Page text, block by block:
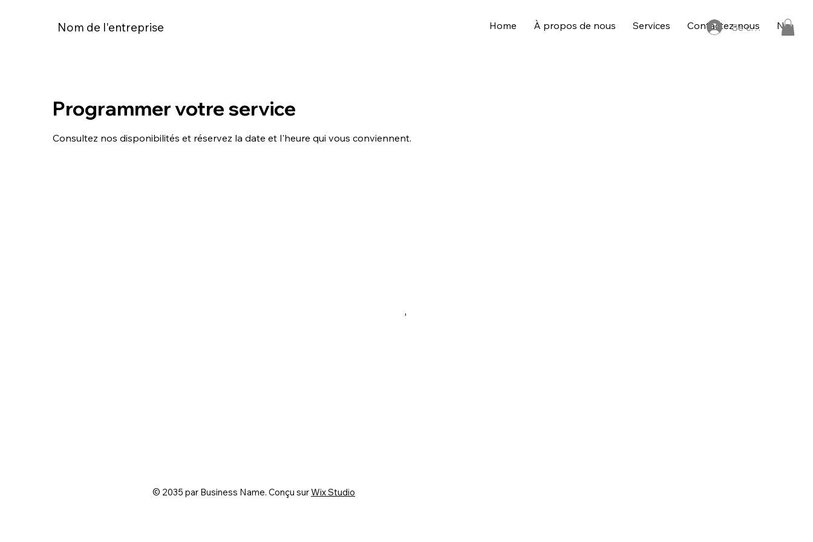
Nom de l'entreprise Home À propos de nous Services Contactez-nous Notre
Se connecter
Programmer votre service
Consultez nos disponibilités et réservez la date et l'heure qui vous conviennent.
© 2035 par Business Name. Conçu surWix Studio